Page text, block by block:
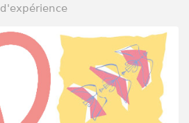
d'expérience